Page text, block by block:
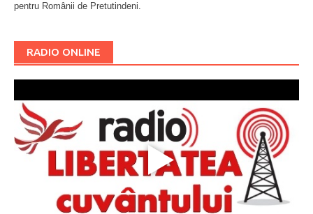
pentru Românii de Pretutindeni.
RADIO ONLINE